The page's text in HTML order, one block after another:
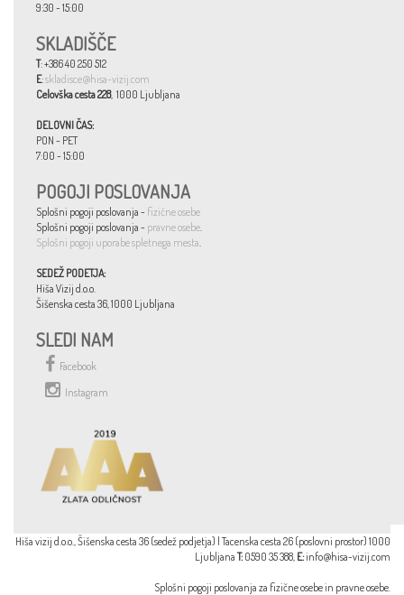
9:30 - 15:00
SKLADIŠČE
T: +386 40 250 512
E:skladisce@hisa-vizij.com
Celovška cesta 228, 1000 Ljubljana
DELOVNI ČAS:
PON - PET
7:00 - 15:00
POGOJI POSLOVANJA
Splošni pogoji poslovanja - fizične osebe
Splošni pogoji poslovanja - pravne osebe.
Splošni pogoji uporabe spletnega mesta.
SEDEŽ PODETJA:
Hiša Vizij d.o.o.
Šišenska cesta 36, 1000 Ljubljana
SLEDI NAM
Facebook
Instagram
Hiša vizij d.o.o., Šišenska cesta 36 (sedež podjetja) | Tacenska cesta 26 (poslovni prostor) 1000
Ljubljana T: 0590 35 388, E:info@hisa-vizij.com
Splošni pogoji poslovanja za fizične osebein pravne osebe.